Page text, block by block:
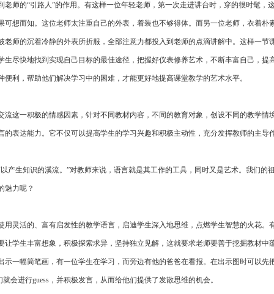
师的“引路人”的作用。有这样一位年轻老师，第一次走进讲台时，穿的很时髦
想而知。这位老师太注重自己的外表，着装也不够得体。而另一位老师，衣着
师的沉着冷静的外表所折服，全部注意力都投入到老师的点滴讲解中。这样一节
生尽快地找到实现自己目标的最佳途径，把握好仪表修养艺术，不断丰富自己，
利，帮助他们解决学习中的困难，才能更好地提高课堂教学的艺术水平。
这一积极的情感因素，针对不同教材内容，不同的教育对象，创设不同的教学
表达能力。它不仅可以提高学生的学习兴趣和积极主动性，充分发挥教师的主
生知识的溪流。”对教师来说，语言就是其工作的工具，同时又是艺术。我们的
魅力呢？
灵活的、富有启发性的教学语言，启迪学生深入地思维，点燃学生智慧的火花
学生丰富想象，积极探索求异，坚持独立见解，这就要求老师要善于挖掘教材
一幅简笔画，有一位学生在学习，而旁边有他的爸爸在看报。在出示图时可以先
就会进行guess，并积极发言，从而给他们提供了发散思维的机会。